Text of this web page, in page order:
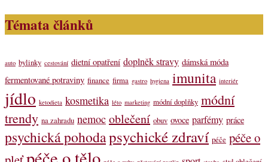
Témata článků
auto bylinky cestování dietní opatření doplněk stravy dámská móda
fermentované potraviny finance firma gastro hygiena imunita interiér
jídlo ketodieta kosmetika léto marketing módní doplňky módní
trendy na zahradu nemoc oblečení obuv ovoce parfémy práce
psychická pohodapsychické zdraví péče péče o